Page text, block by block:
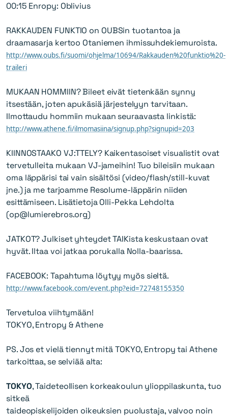
00:15 Enropy: Oblivius
RAKKAUDEN FUNKTIO on OUBSin tuotantoa ja
draamasarja kertoo Otaniemen ihmissuhdekiemuroista.
http://www.oubs.fi/suomi/ohjelma/10694/Rakkauden%20funktio%20-
traileri
MUKAAN HOMMIIN? Bileet eivät tietenkään synny
itsestään, joten apukäsiä järjestelyyn tarvitaan.
Ilmottaudu hommiin mukaan seuraavasta linkistä:
http://www.athene.fi/ilmomasiina/signup.php?signupid=203
KIINNOSTAAKO VJ:TTELY? Kaikentasoiset visualistit ovat
tervetulleita mukaan VJ-jameihin! Tuo bileisiin mukaan
oma läppärisi tai vain sisältösi (video/flash/still-kuvat
jne.) ja me tarjoamme Resolume-läppärin niiden
esittämiseen. Lisätietoja Olli-Pekka Lehdolta
(op@lumierebros.org)
JATKOT? Julkiset yhteydet TAIKista keskustaan ovat
hyvät. Iltaa voi jatkaa porukalla Nolla-baarissa.
FACEBOOK: Tapahtuma löytyy myös sieltä.
http://www.facebook.com/event.php?eid=72748155350
Tervetuloa viihtymään!
TOKYO, Entropy & Athene
PS. Jos et vielä tiennyt mitä TOKYO, Entropy tai Athene
tarkoittaa, se selviää alta:
TOKYO, Taideteollisen korkeakoulun ylioppilaskunta, tuo
sitkeä
taideopiskelijoiden oikeuksien puolustaja, valvoo noin